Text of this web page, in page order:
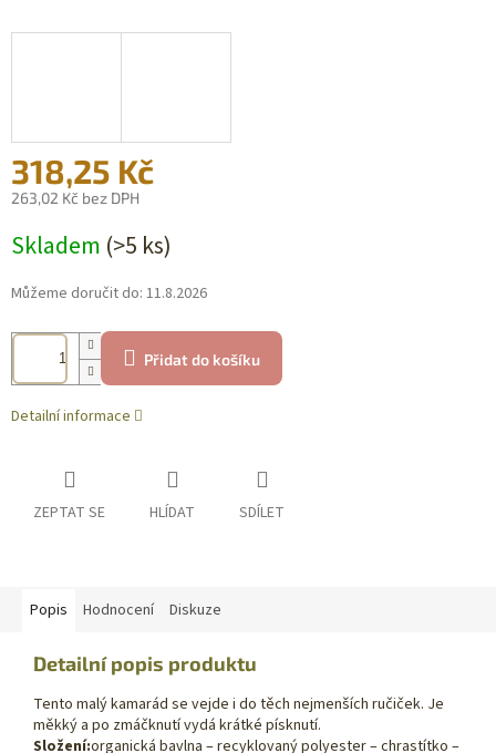
318,25 Kč
263,02 Kč bez DPH
cena:
Skladem (>5 ks)
Můžeme doručit do: 11.8.2026
Přidat do košíku
Detailní informace
ZEPTAT SE HLÍDAT SDÍLET
Popis Hodnocení Diskuze
Detailní popis produktu
Tento malý kamarád se vejde i do těch nejmenších ručiček. Je
měkký a po zmáčknutí vydá krátké písknutí.
Složení:organická bavlna – recyklovaný polyester – chrastítko –